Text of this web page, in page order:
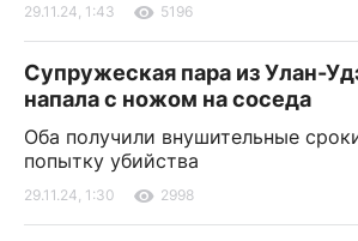
29.11.24, 1:43 5196
Супружеская пара из Улан-
напала с ножом на соседа
Оба получили внушительные
попытку убийства
29.11.24, 1:30 2998